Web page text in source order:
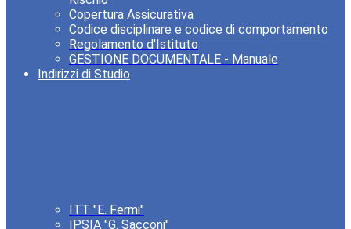
Copertura Assicurativa
Codice disciplinare e codice di comportamento
Regolamento d'Istituto
GESTIONE DOCUMENTALE - Manuale
Indirizzi di Studio
ITT "E. Fermi"
IPSIA "G. Sacconi"